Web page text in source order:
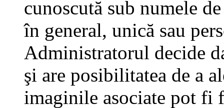
cunoscută sub numele
în general, unică sau
Administratorul decide
şi are posibilitatea de a
imaginile asociate pot fi